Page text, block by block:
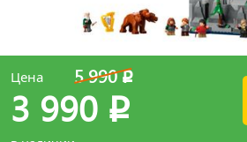
5 990p
Цена
3 990 p